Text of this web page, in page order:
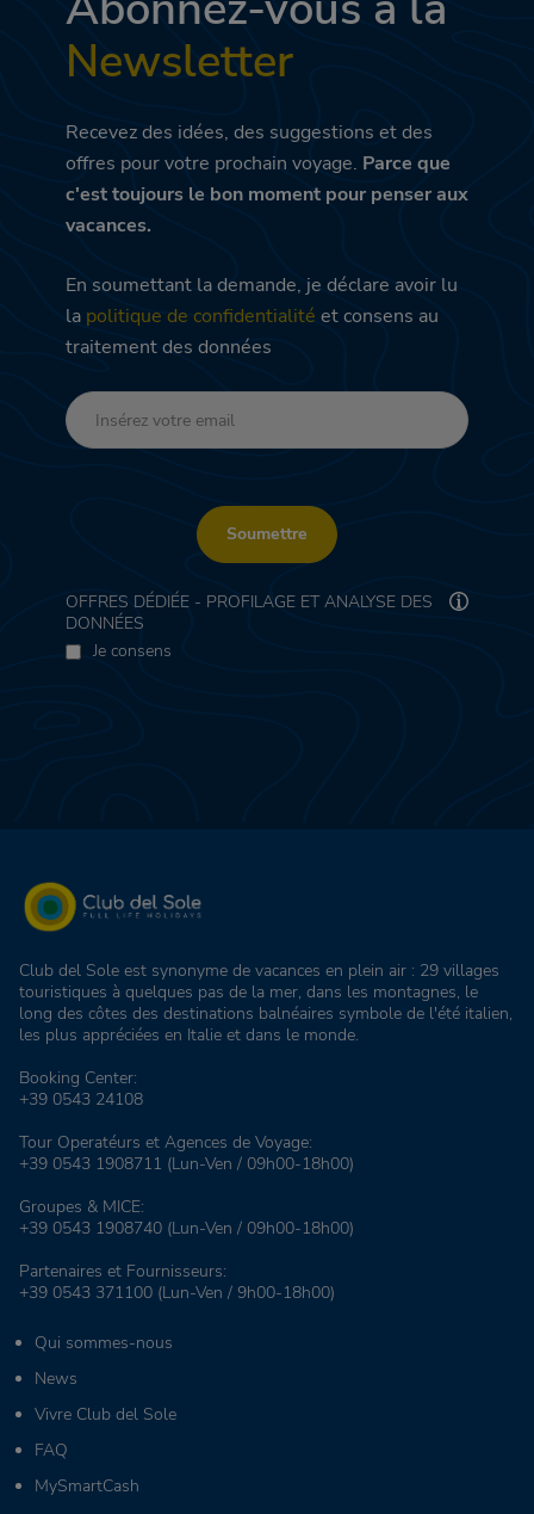
Newsletter
Recevez des idées, des suggestions et des
offres pour votre prochain voyage. Parce que
c'est toujours le bon moment pour penser aux
vacances.
En soumettant la demande, je déclare avoir lu
la politique de confidentialité et consens au
traitement des données
Soumettre
OFFRES DÉDIÉE - PROFILAGE ET ANALYSE DES
DONNÉES
Je consens
Club del Sole est synonyme de vacances en plein air : 29 villages
touristiques à quelques pas de la mer, dans les montagnes, le
long des côtes des destinations balnéaires symbole de l'été italien,
les plus appréciées en Italie et dans le monde.
Booking Center:
+39 0543 24108
Tour Operatéurs et Agences de Voyage:
+39 0543 1908711 (Lun-Ven / 09h00-18h00)
Groupes & MICE:
+39 0543 1908740 (Lun-Ven / 09h00-18h00)
Partenaires et Fournisseurs:
+39 0543 371100 (Lun-Ven / 9h00-18h00)
Qui sommes-nous
News
Vivre Club del Sole
FAQ
MySmartCash